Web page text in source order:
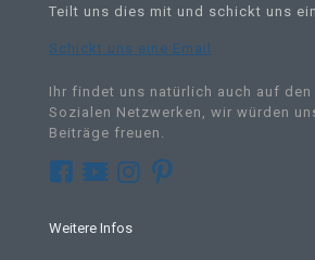
Teilt uns dies mit und schickt uns
Schickt uns eine Email
Ihr findet uns natürlich auch auf den
Sozialen Netzwerken, wir würden
Beiträge freuen.
Weitere Infos